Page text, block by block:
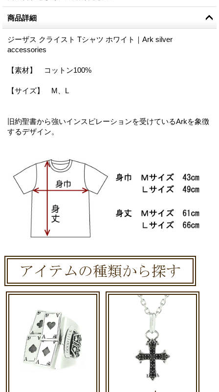
商品詳細
ジーザス クライスト Tシャツ ホワイト｜Ark silver
accessories
【素材】 コットン100%
【サイズ】 M、L
旧約聖書から強いインスピレーションを受けているArkを象徴
するデザイン。